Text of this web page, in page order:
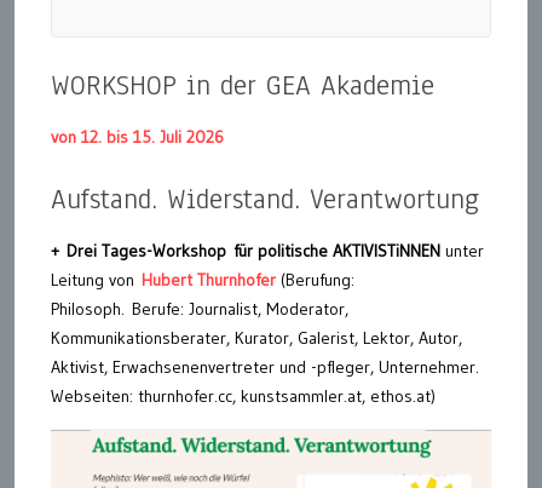
WORKSHOP in der GEA Akademie
von 12. bis 15. Juli 2026
Aufstand. Widerstand. Verantwortung
+ Drei Tages-Workshop für politische AKTIVISTiNNEN unter
Leitung von Hubert Thurnhofer (Berufung:
Philosoph. Berufe: Journalist, Moderator,
Kommunikationsberater, Kurator, Galerist, Lektor, Autor,
Aktivist, Erwachsenenvertreter und -pfleger, Unternehmer.
Webseiten: thurnhofer.cc, kunstsammler.at, ethos.at)